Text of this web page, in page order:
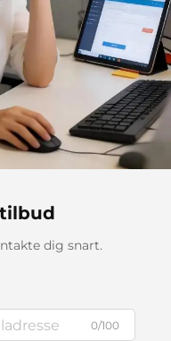
dig snart.
0/100